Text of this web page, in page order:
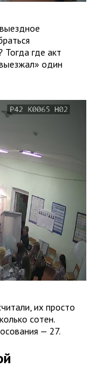
Тогда где акт
один
их просто
сотен.
— 27.